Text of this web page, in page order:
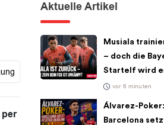
Aktuelle Artikel
Musiala
– doch die
Startelf wird
vor 6 minuten
Álvarez-Poker:
Barcelona